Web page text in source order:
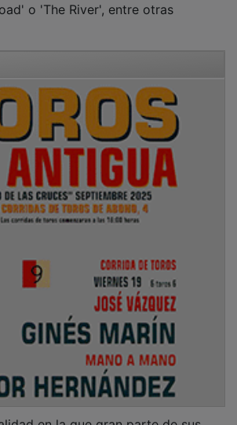
o 'The River', entre otras